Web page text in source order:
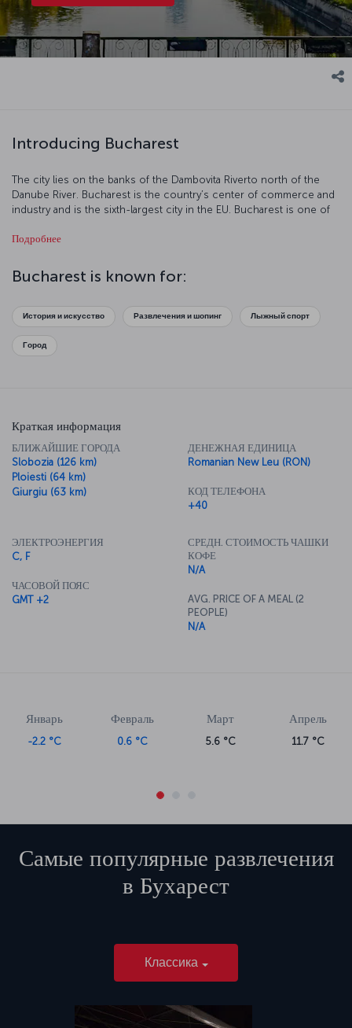
Introducing Bucharest
The city lies on the banks of the Dambovita Riverto north of the
Danube River. Bucharest is the country’s center of commerce and
industry and is the sixth-largest city in the EU. Bucharest is one of
art from the communist period, contemporary architecture,
center of art and culture and is a popular tourist destination.
Подробнее
Bucharest is known for:
История и искусство Развлечения и шопинг Лыжный спорт
Город
Краткая информация
БЛИЖАЙШИЕ ГОРОДА
Slobozia (126 km)
Ploiesti (64 km)
Giurgiu (63 km)
ДЕНЕЖНАЯ ЕДИНИЦА
Romanian New Leu (RON)
КОД ТЕЛЕФОНА
+40
ЭЛЕКТРОЭНЕРГИЯ
C, F
ЧАСОВОЙ ПОЯС
GMT +2
СРЕДН. СТОИМОСТЬ ЧАШКИ
КОФЕ
N/A
AVG. PRICE OF A MEAL (2
PEOPLE)
N/A
Январь
-2.2 °C
Февраль
0.6 °C
Март
5.6 °C
Апрель
11.7 °C
Самые популярные развлечения
в Бухарест
Классика